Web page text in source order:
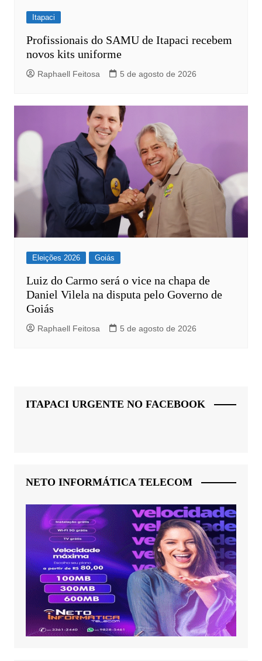
Itapaci
Profissionais do SAMU de Itapaci recebem
novos kits uniforme
Raphaell Feitosa 5 de agosto de 2026
Eleições 2026 Goiás
Luiz do Carmo será o vice na chapa de
Daniel Vilela na disputa pelo Governo de
Goiás
Raphaell Feitosa 5 de agosto de 2026
ITAPACI URGENTE NO FACEBOOK
NETO INFORMÁTICA TELECOM